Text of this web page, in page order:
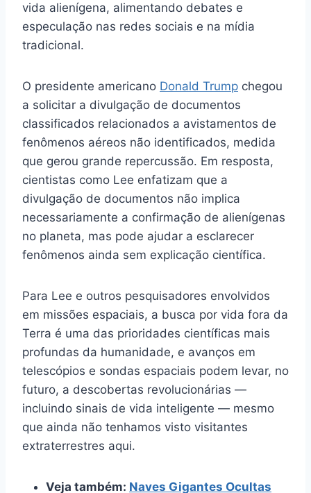
vida alienígena, alimentando debates e
especulação nas redes sociais e na mídia
tradicional.
O presidente americano Donald Trump chegou
a solicitar a divulgação de documentos
classificados relacionados a avistamentos de
fenômenos aéreos não identificados, medida
que gerou grande repercussão. Em resposta,
cientistas como Lee enfatizam que a
divulgação de documentos não implica
necessariamente a confirmação de alienígenas
no planeta, mas pode ajudar a esclarecer
fenômenos ainda sem explicação científica.
Para Lee e outros pesquisadores envolvidos
em missões espaciais, a busca por vida fora da
Terra é uma das prioridades científicas mais
profundas da humanidade, e avanços em
telescópios e sondas espaciais podem levar, no
futuro, a descobertas revolucionárias —
incluindo sinais de vida inteligente — mesmo
que ainda não tenhamos visto visitantes
extraterrestres aqui.
Veja também: Naves Gigantes Ocultas